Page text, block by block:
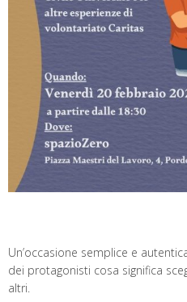
Un’occasione semplice e
dei protagonisti cosa significa
altri.